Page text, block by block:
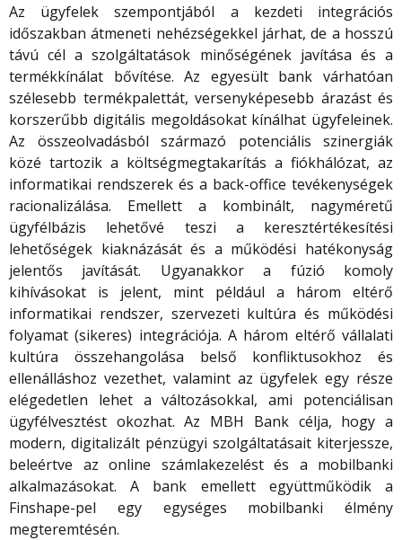
Az ügyfelek szempontjából a kezdeti integrációs
időszakban átmeneti nehézségekkel járhat, de a hosszú
távú cél a szolgáltatások minőségének javítása és a
termékkínálat bővítése. Az egyesült bank várhatóan
szélesebb termékpalettát, versenyképesebb árazást és
korszerűbb digitális megoldásokat kínálhat ügyfeleinek.
Az összeolvadásból származó potenciális szinergiák
közé tartozik a költségmegtakarítás a fiókhálózat, az
informatikai rendszerek és a back-office tevékenységek
racionalizálása. Emellett a kombinált, nagyméretű
ügyfélbázis lehetővé teszi a keresztértékesítési
lehetőségek kiaknázását és a működési hatékonyság
jelentős javítását. Ugyanakkor a fúzió komoly
kihívásokat is jelent, mint például a három eltérő
informatikai rendszer, szervezeti kultúra és működési
folyamat (sikeres) integrációja. A három eltérő vállalati
kultúra összehangolása belső konfliktusokhoz és
ellenálláshoz vezethet, valamint az ügyfelek egy része
elégedetlen lehet a változásokkal, ami potenciálisan
ügyfélvesztést okozhat. Az MBH Bank célja, hogy a
modern, digitalizált pénzügyi szolgáltatásait kiterjessze,
beleértve az online számlakezelést és a mobilbanki
alkalmazásokat. A bank emellett együttműködik a
Finshape-pel egy egységes mobilbanki élmény
megteremtésén.